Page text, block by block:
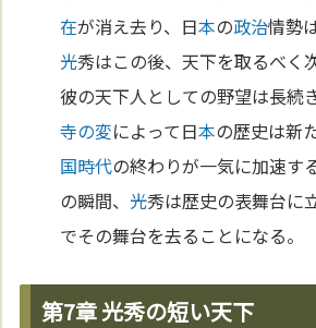
在が消え去り、日本の政治情勢
光秀はこの後、天下を取るべく
彼の天下人としての野望は長続
寺の変によって日本の歴史は新
国時代の終わりが一気に加速す
の瞬間、 光秀は歴史の表舞台に
でその舞台を去ることになる。
第7章 光秀の短い天下